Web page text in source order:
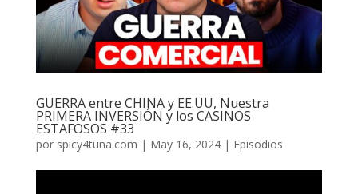
GUERRA entre CHINA y EE.UU, Nuestra
PRIMERA INVERSIÓN y los CASINOS
ESTAFOSOS #33
por spicy4tuna.com | May 16, 2024| Episodios